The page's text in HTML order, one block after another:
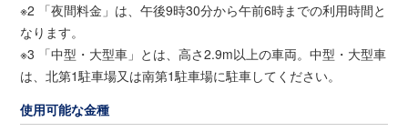
※2 「夜間料金」は、午後9時30分から午前6時までの利用時間と
なります。
※3 「中型・大型車」とは、高さ2.9m以上の車両。中型・大型車
は、北第1駐車場又は南第1駐車場に駐車してください。
使用可能な金種